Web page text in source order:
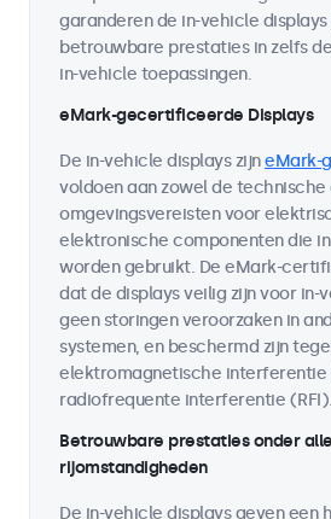
garanderen de in-vehicle
betrouwbare prestaties in zelfs
in-vehicle toepassingen.
eMark-gecertificeerde Displays
De in-vehicle displays zijneMark-
voldoen aan zowel de technische
omgevingsvereisten voor
elektronische componenten die
worden gebruikt. De eMark-
dat de displays veilig zijn voor in-
geen storingen veroorzaken in
systemen, en beschermd zijn
elektromagnetische interferentie
radiofrequente interferentie (RFI).
Betrouwbare prestaties onder alle
rijomstandigheden
De in-vehicle displays geven een